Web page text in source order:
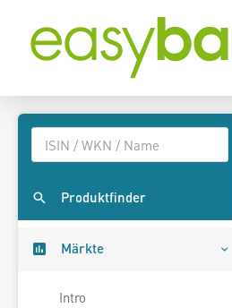
Produktfinder
Märkte
Intro